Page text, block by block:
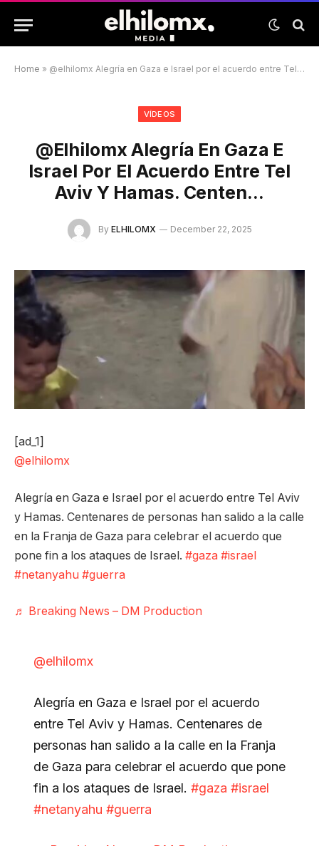
Home » @elhilomx Alegría en Gaza e Israel por el acuerdo entre Tel Aviv y Hamas. Centen…
VÍDEOS
@elhilomx Alegría En Gaza E
Israel Por El Acuerdo Entre Tel
Aviv Y Hamas. Centen…
By ELHILOMX December 22, 2025
[ad_1]
@elhilomx
Alegría en Gaza e Israel por el acuerdo entre Tel Aviv
y Hamas. Centenares de personas han salido a la calle
en la Franja de Gaza para celebrar el acuerdo que
pone fin a los ataques de Israel. #gaza #israel
#netanyahu #guerra
♬ Breaking News – DM Production
@elhilomx
Alegría en Gaza e Israel por el acuerdo
entre Tel Aviv y Hamas. Centenares de
personas han salido a la calle en la Franja
de Gaza para celebrar el acuerdo que pone
fin a los ataques de Israel. #gaza #israel
#netanyahu #guerra